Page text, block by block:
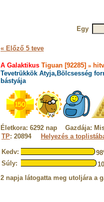
Egy
« Előző 5 teve
A Galaktikus Tiguan [92285] »
Tevetrükkök Atyja,Bölcsesség
bástyája
Életkora: 6292 nap Gazdája:
TP: 20894 Helyezés a
Kedv:
Súly:
2 napja látogatta meg utoljára a